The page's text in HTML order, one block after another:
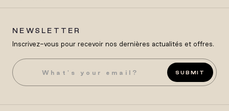
NEWSLETTER
Inscrivez-vous pour recevoir nos dernières actualités et offres.
SUBMIT